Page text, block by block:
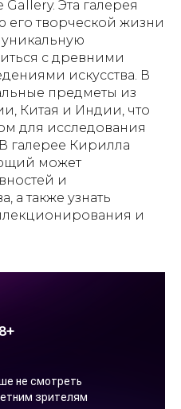
Эта галерея
его творческой жизни
уникальную
с древними
искусства. В
предметы из
Китая и Индии, что
для исследования
галерее Кирилла
может
и
а также узнать
и